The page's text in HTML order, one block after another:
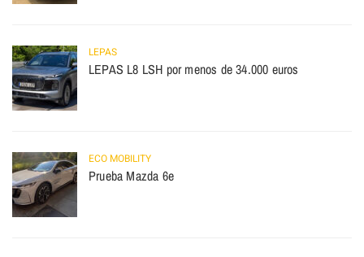
LEPAS
LEPAS L8 LSH por menos de 34.000 euros
ECO MOBILITY
Prueba Mazda 6e